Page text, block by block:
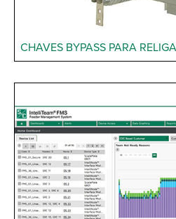
CHAVES BYPASS PARA